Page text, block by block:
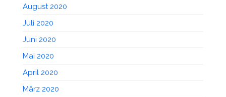
August 2020
Juli 2020
Juni 2020
Mai 2020
April 2020
März 2020